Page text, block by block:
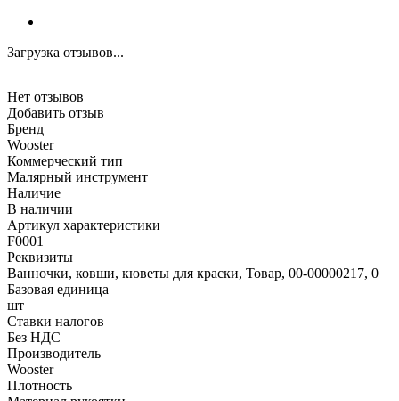
Загрузка отзывов...
Нет отзывов
Добавить отзыв
Бренд
Wooster
Коммерческий тип
Малярный инструмент
Наличие
В наличии
Артикул характеристики
F0001
Реквизиты
Ванночки, ковши, кюветы для краски, Товар, 00-00000217, 0
Базовая единица
шт
Ставки налогов
Без НДС
Производитель
Wooster
Плотность